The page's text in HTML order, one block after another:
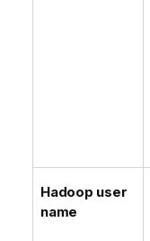
Hadoop user
name